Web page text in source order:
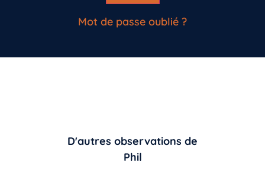
Mot de passe oublié ?
D'autres observations de
Phil